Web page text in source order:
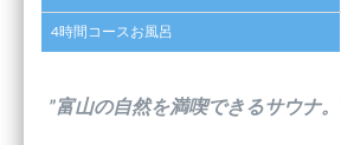
4時間コースお風呂
”富山の自然を満喫できるサウナ。